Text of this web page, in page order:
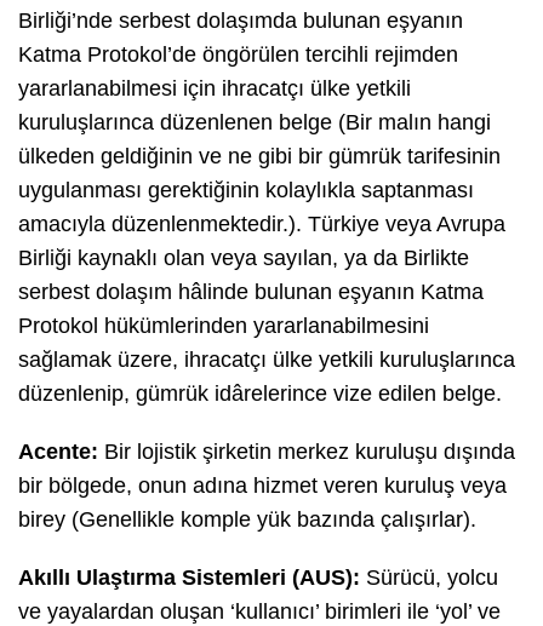
Birliği’nde serbest dolaşımda bulunan eşyanın
Katma Protokol’de öngörülen tercihli rejimden
yararlanabilmesi için ihracatçı ülke yetkili
kuruluşlarınca düzenlenen belge (Bir malın hangi
ülkeden geldiğinin ve ne gibi bir gümrük tarifesinin
uygulanması gerektiğinin kolaylıkla saptanması
amacıyla düzenlenmektedir.). Türkiye veya Avrupa
Birliği kaynaklı olan veya sayılan, ya da Birlikte
serbest dolaşım hâlinde bulunan eşyanın Katma
Protokol hükümlerinden yararlanabilmesini
sağlamak üzere, ihracatçı ülke yetkili kuruluşlarınca
düzenlenip, gümrük idârelerince vize edilen belge.
Acente: Bir lojistik şirketin merkez kuruluşu dışında
bir bölgede, onun adına hizmet veren kuruluş veya
birey (Genellikle komple yük bazında çalışırlar).
Akıllı Ulaştırma Sistemleri (AUS): Sürücü, yolcu
ve yayalardan oluşan ‘kullanıcı’ birimleri ile ‘yol’ ve